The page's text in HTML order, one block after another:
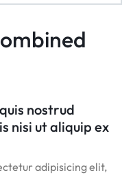
nostrud
nisi ut aliquip ex
adipisicing elit,